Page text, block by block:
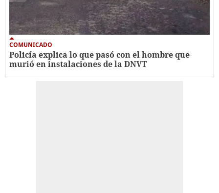
COMUNICADO
Policía explica lo que pasó con el hombre que
murió en instalaciones de la DNVT